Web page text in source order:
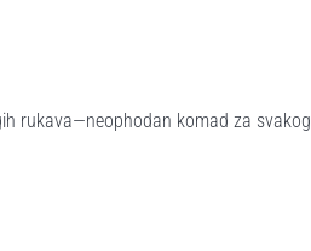
rukava—neophodan komad za svakog